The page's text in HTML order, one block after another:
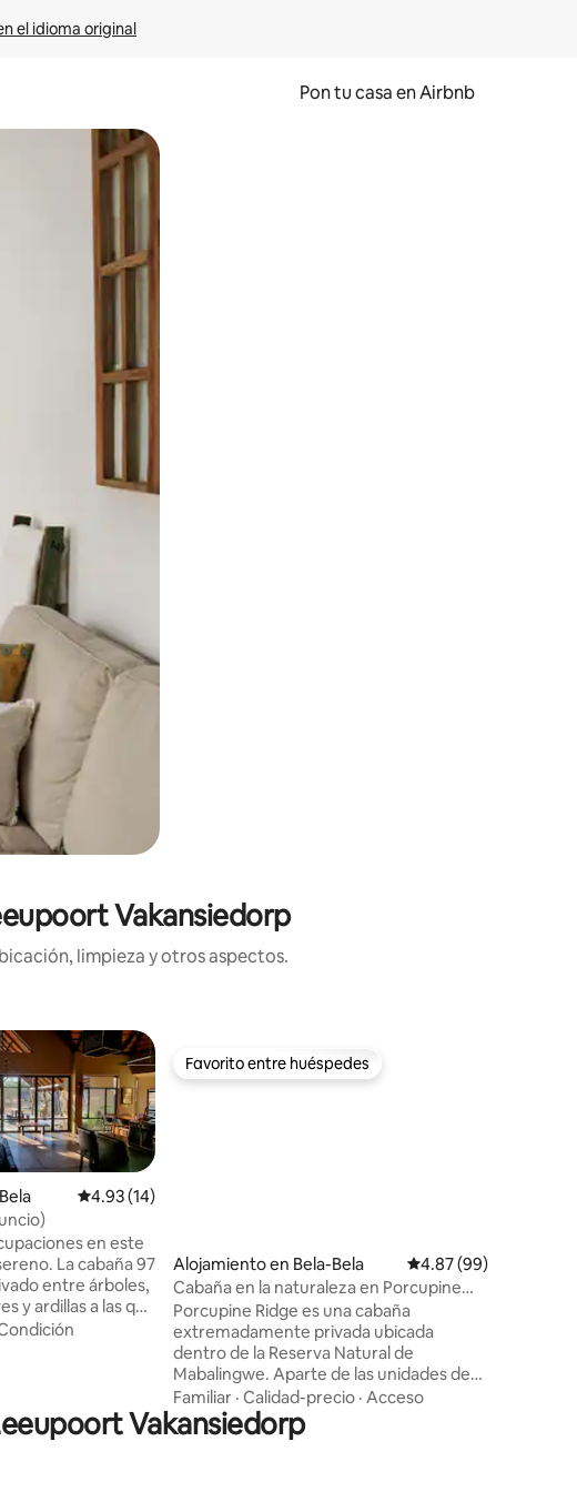
el idioma original
Pon tu casa en Airbnb
el tacto o desliza el dedo.
Vakansiedorp
limpieza y otros aspectos.
reseñas
Calificación promedio: 4.93 de 5, 14 reseñas
4.93 (14)
en este
97
entre árboles,
y ardillas a las que
migajas de
actividades
Favorito entre huéspedes
Favorito entre huéspedes
Alojamiento en Bela-Bela Calificación
4.87 (99)
Cabaña en la naturaleza en Porcupine
Ridge
Porcupine Ridge es una cabaña
extremadamente privada ubicada
dentro de la Reserva Natural de
Mabalingwe. Aparte de las unidades de
juego, una abundancia de vida silvestre
visita la casa real casi a diario. El impala, el
nyala, el kudu, el waterbuck y el
Familiar · Calidad-precio · Acceso
Vakansiedorp